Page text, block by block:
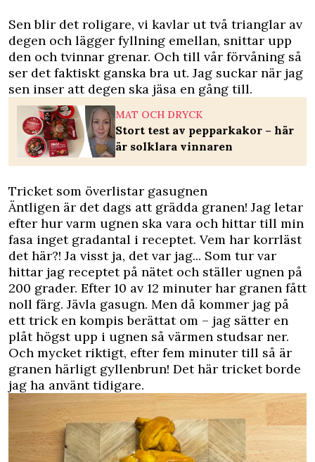
Sen blir det roligare, vi kavlar ut två trianglar av
degen och lägger fyllning emellan, snittar upp
den och tvinnar grenar. Och till vår förvåning så
ser det faktiskt ganska bra ut. Jag suckar när jag
sen inser att degen ska jäsa en gång till.
MAT OCH DRYCK
Stort test av pepparkakor – här
är solklara vinnaren
Tricket som överlistar gasugnen
Äntligen är det dags att grädda granen! Jag letar
efter hur varm ugnen ska vara och hittar till min
fasa inget gradantal i receptet. Vem har korrläst
det här?! Ja visst ja, det var jag... Som tur var
hittar jag receptet på nätet och ställer ugnen på
200 grader. Efter 10 av 12 minuter har granen fått
noll färg. Jävla gasugn. Men då kommer jag på
ett trick en kompis berättat om – jag sätter en
plåt högst upp i ugnen så värmen studsar ner.
Och mycket riktigt, efter fem minuter till så är
granen härligt gyllenbrun! Det här tricket borde
jag ha använt tidigare.